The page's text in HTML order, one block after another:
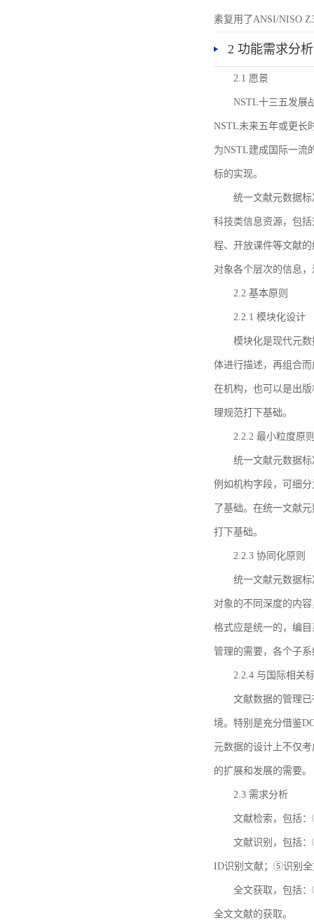
素复用了ANSI/NISO
2 功能需求分析
2.1 愿景
NSTL十三五发展
NSTL未来五年或更长
为NSTL建成国际一流
标的实现。
统一文献元数据
科技类信息资源，包
程、开放课件等文献
对象各个层次的信息
2.2 基本原则
2.2.1 模块化设计
模块化是现代元
体进行描述，再组合
在机构，也可以是出
理规范打下基础。
2.2.2 最小粒度原
统一文献元数据
例如机构字段，可细
了基础。在统一文献
打下基础。
2.2.3 协同化原则
统一文献元数据
对象的不同深度的内
格式应是统一的，编
管理的需要，各个子
2.2.4 与国际相关
文献数据的管理
境。特别是充分借鉴
元数据的设计上不仅
的扩展和发展的需要。
2.3 需求分析
文献检索，包括
文献识别，包括
ID识别文献；⑤识别全
全文获取，包括
全文文献的获取。